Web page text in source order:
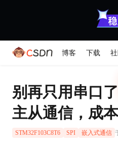
博客 下载
别再只用串口
主从通信，成
STM32F103C8T6 SPI 嵌入式通信